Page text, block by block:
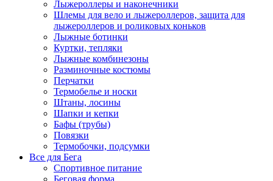
Лыжероллеры и наконечники
Шлемы для вело и лыжероллеров, защита для
лыжероллеров и роликовых коньков
Лыжные ботинки
Куртки, тепляки
Лыжные комбинезоны
Разминочные костюмы
Перчатки
Термобелье и носки
Штаны, лосины
Шапки и кепки
Бафы (трубы)
Повязки
Термобочки, подсумки
Все для Бега
Спортивное питание
Беговая форма